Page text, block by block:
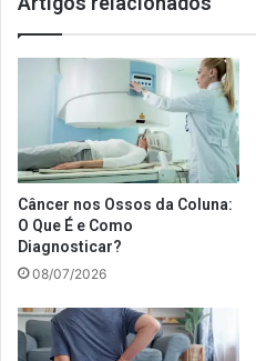
Câncer nos Ossos da Coluna:
O Que É e Como
Diagnosticar?
08/07/2026